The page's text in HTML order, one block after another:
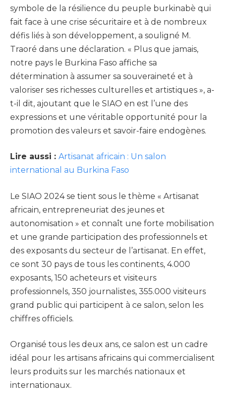
symbole de la résilience du peuple burkinabè qui
fait face à une crise sécuritaire et à de nombreux
défis liés à son développement, a souligné M.
Traoré dans une déclaration. « Plus que jamais,
notre pays le Burkina Faso affiche sa
détermination à assumer sa souveraineté et à
valoriser ses richesses culturelles et artistiques », a-
t-il dit, ajoutant que le SIAO en est l’une des
expressions et une véritable opportunité pour la
promotion des valeurs et savoir-faire endogènes.
Lire aussi : Artisanat africain : Un salon
international au Burkina Faso
Le SIAO 2024 se tient sous le thème « Artisanat
africain, entrepreneuriat des jeunes et
autonomisation » et connaît une forte mobilisation
et une grande participation des professionnels et
des exposants du secteur de l’artisanat. En effet,
ce sont 30 pays de tous les continents, 4.000
exposants, 150 acheteurs et visiteurs
professionnels, 350 journalistes, 355.000 visiteurs
grand public qui participent à ce salon, selon les
chiffres officiels.
Organisé tous les deux ans, ce salon est un cadre
idéal pour les artisans africains qui commercialisent
leurs produits sur les marchés nationaux et
internationaux.